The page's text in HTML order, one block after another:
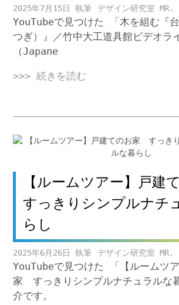
2025年7月15日 デザイン研究室 MR.
YouTubeで見つけた 「木を組む『
つぎ）』／竹中大工道具館ビデオラ
（Japane
>>> 続きを読む
【ルームツアー】戸建
すっきりシンプルナチ
らし
2025年6月26日 デザイン研究室 MR.
YouTubeで見つけた 「【ルームツ
家 すっきりシンプルナチュラルな
介です。